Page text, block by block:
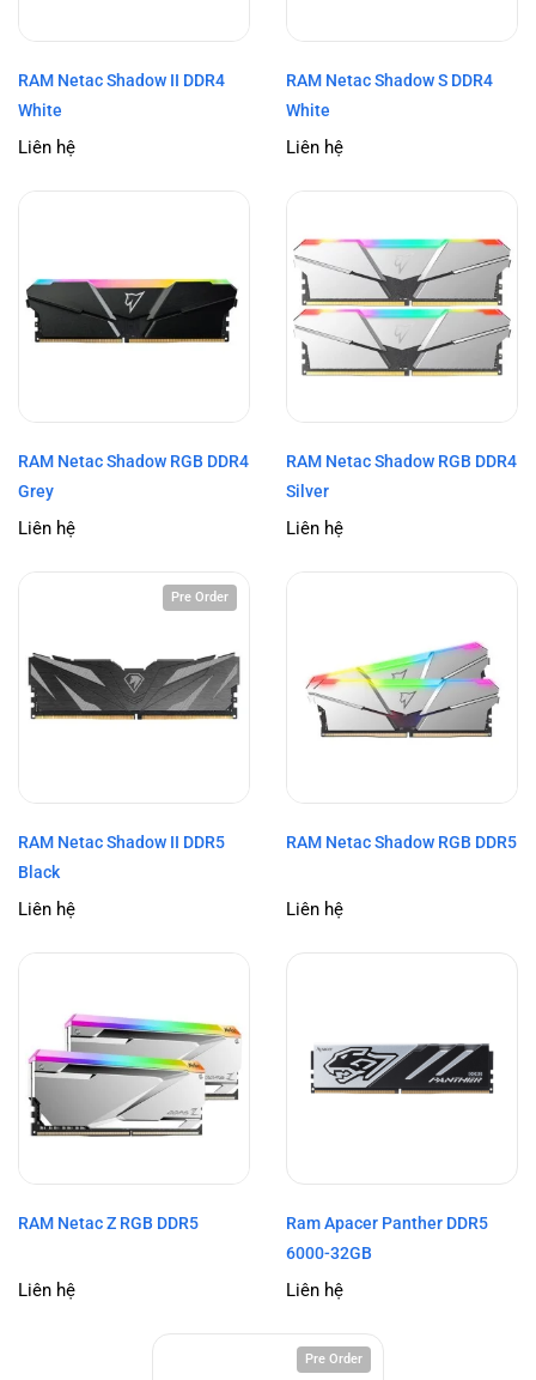
RAM Netac Shadow II DDR4
White
Liên hệ
RAM Netac Shadow S DDR4
White
Liên hệ
RAM Netac Shadow RGB DDR4
Grey
Liên hệ
RAM Netac Shadow RGB DDR4
Silver
Liên hệ
Pre Order
RAM Netac Shadow II DDR5
Black
Liên hệ
RAM Netac Shadow RGB DDR5
Liên hệ
RAM Netac Z RGB DDR5
Liên hệ
Ram Apacer Panther DDR5
6000-32GB
Liên hệ
Pre Order